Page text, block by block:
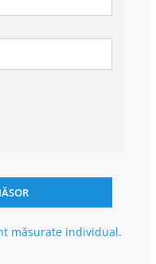
măsurate individual.